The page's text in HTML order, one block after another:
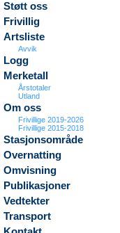
Støtt oss
Frivillig
Artsliste
Avvik
Logg
Merketall
Årstotaler
Utland
Om oss
Frivillige 2019-2026
Frivillige 2015-2018
Stasjonsområde
Overnatting
Omvisning
Publikasjoner
Vedtekter
Transport